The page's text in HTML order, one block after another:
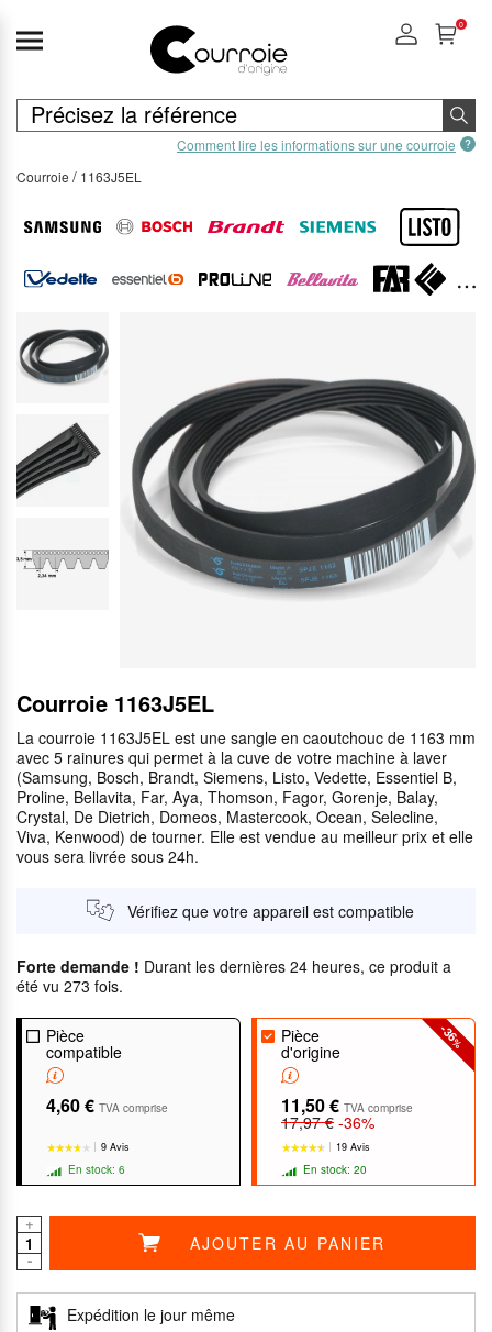
Comment lire les informations sur une courroie
0
Courroie 1163J5EL
Courroie 1163J5EL
La courroie 1163J5EL est une sangle en caoutchouc de 1163 mm
avec 5 rainures qui permet à la cuve de votre machine à laver
(Samsung, Bosch, Brandt, Siemens, Listo, Vedette, Essentiel B,
Proline, Bellavita, Far, Aya, Thomson, Fagor, Gorenje, Balay,
Crystal, De Dietrich, Domeos, Mastercook, Ocean, Selecline,
Viva, Kenwood) de tourner. Elle est vendue au meilleur prix et elle
vous sera livrée sous 24h.
Vérifiez que votre appareil est compatible
Forte demande ! Durant les dernières 24 heures, ce produit a
été vu 273 fois.
Pièce
compatible
4,60 € TVA comprise
★★★★★
★★★★★
9 Avis
En stock: 6
-36
%
Pièce
d'origine
11,50 € TVA comprise
17,97 € -36%
★★★★★
★★★★★
19 Avis
En stock: 20
+
-
AJOUTER AU PANIER
Expédition le jour même